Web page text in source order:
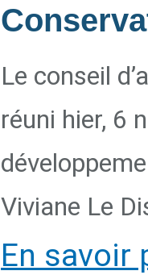
Le conseil
réuni hier, 6
Viviane Le
En savoir